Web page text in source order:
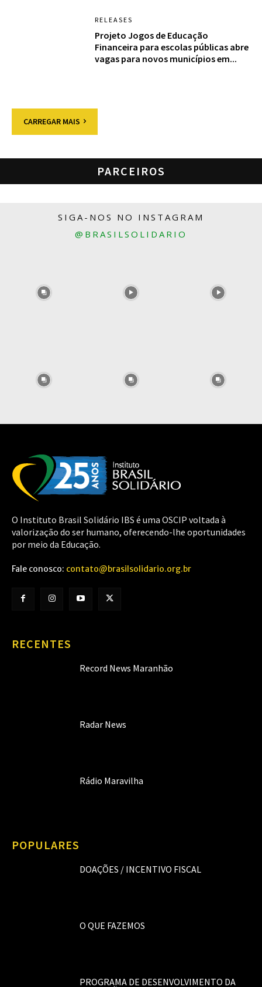
RELEASES
Projeto Jogos de Educação
Financeira para escolas públicas abre
vagas para novos municípios em...
CARREGAR MAIS
PARCEIROS
SIGA-NOS NO INSTAGRAM
@BRASILSOLIDARIO
O Instituto Brasil Solidário IBS é uma OSCIP voltada à
valorização do ser humano, oferecendo-lhe oportunidades
por meio da Educação.
Fale conosco: contato@brasilsolidario.org.br
RECENTES
Record News Maranhão
Radar News
Rádio Maravilha
POPULARES
DOAÇÕES / INCENTIVO FISCAL
O QUE FAZEMOS
PROGRAMA DE DESENVOLVIMENTO DA